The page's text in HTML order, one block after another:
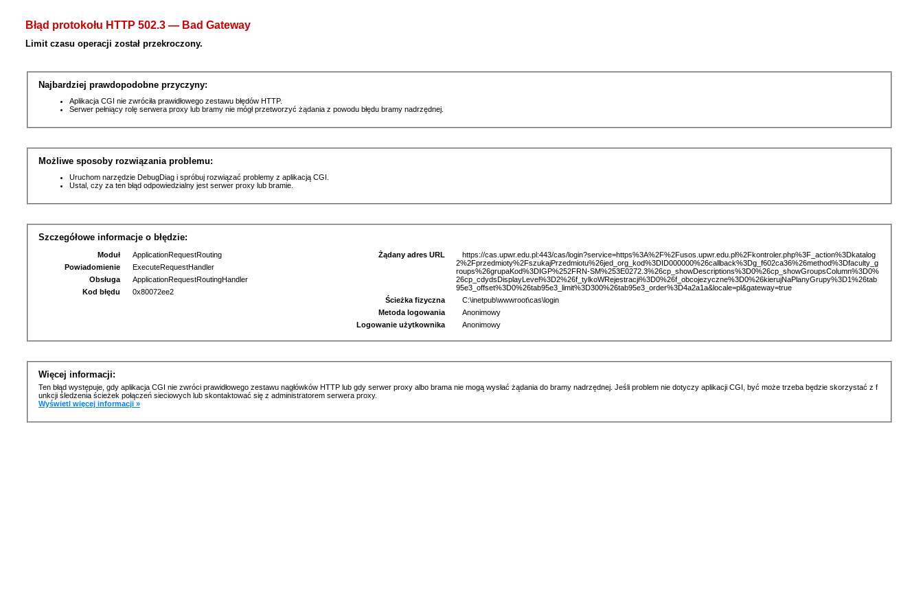
Błąd protokołu HTTP 502.3 — Bad Gateway
Limit czasu operacji został przekroczony.
Najbardziej prawdopodobne przyczyny:
Aplikacja CGI nie zwróciła prawidłowego zestawu błędów HTTP.
Serwer pełniący rolę serwera proxy lub bramy nie mógł przetworzyć żądania z powodu błędu bramy nadrzędnej.
Możliwe sposoby rozwiązania problemu:
Uruchom narzędzie DebugDiag i spróbuj rozwiązać problemy z aplikacją CGI.
Ustal, czy za ten błąd odpowiedzialny jest serwer proxy lub bramie.
Szczegółowe informacje o błędzie:
Moduł
ApplicationRequestRouting
Powiadomienie
ExecuteRequestHandler
Obsługa
ApplicationRequestRoutingHandler
Kod błędu
0x80072ee2
Żądany adres URL
https://cas.upwr.edu.pl:443/cas/login?service=https%3A%2F%2Fusos.upwr.edu.pl%2Fkontroler.php%3F_action%3Dkatalog
2%2Fprzedmioty%2FszukajPrzedmiotu%26jed_org_kod%3DID000000%26callback%3Dg_f602ca36%26method%3Dfaculty_g
roups%26grupaKod%3DIGP%252FRN-SM%253E0272.3%26cp_showDescriptions%3D0%26cp_showGroupsColumn%3D0%
26cp_cdydsDisplayLevel%3D2%26f_tylkoWRejestracji%3D0%26f_obcojezyczne%3D0%26kierujNaPlanyGrupy%3D1%26tab
95e3_offset%3D0%26tab95e3_limit%3D300%26tab95e3_order%3D4a2a1a&locale=pl&gateway=true
Ścieżka fizyczna
C:\inetpub\wwwroot\cas\login
Metoda logowania
Anonimowy
Logowanie użytkownika
Anonimowy
Więcej informacji:
Ten błąd występuje, gdy aplikacja CGI nie zwróci prawidłowego zestawu nagłówków HTTP lub gdy serwer proxy albo brama nie mogą wysłać żądania do bramy nadrzędnej. Jeśli problem nie dotyczy aplikacji CGI, być może trzeba będzie skorzystać z f
unkcji śledzenia ścieżek połączeń sieciowych lub skontaktować się z administratorem serwera proxy.
Wyświetl więcej informacji »